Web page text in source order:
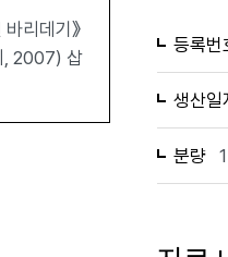
리데기》
, 2007) 삽
등록번
생산일
분량 1